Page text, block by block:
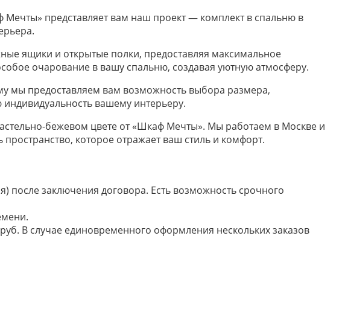
представляет вам наш проект — комплект в спальню в
ящики и открытые полки, предоставляя максимальное
очарование в вашу спальню, создавая уютную атмосферу.
мы предоставляем вам возможность выбора размера,
вашему интерьеру.
бежевом цвете от «Шкаф Мечты». Мы работаем в Москве и
которое отражает ваш стиль и комфорт.
после заключения договора. Есть возможность срочного
В случае единовременного оформления нескольких заказов